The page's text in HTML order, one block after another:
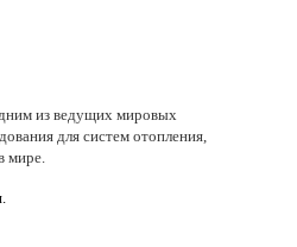
из ведущих мировых
для систем отопления,
мире.